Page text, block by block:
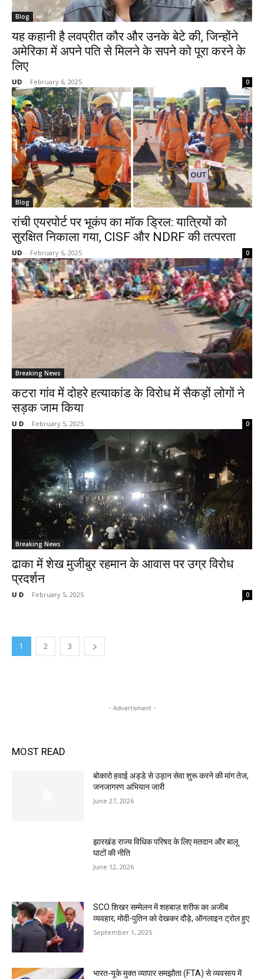
Blog
यह कहानी है लवप्रीत कौर और उनके बेटे की, जिन्होंने
अमेरिका में अपने पति से मिलने के सपने को पूरा करने के
लिए
UD - February 6, 2025 0
Blog
रांची एयरपोर्ट पर भूकंप का मॉक ड्रिल: यात्रियों को
सुरक्षित निकाला गया, CISF और NDRF की तत्परता
UD - February 6, 2025 0
Breaking News
कटरा गांव में दोहरे हत्याकांड के विरोध में सैकड़ों लोगों ने
सड़क जाम किया
U D - February 5, 2025 0
Breaking News
ढाका में शेख मुजीबुर रहमान के आवास पर उग्र विरोध
प्रदर्शन
U D - February 5, 2025 0
1 2 3
- Advertisment -
MOST READ
बोकारो हवाई अड्डे से उड़ान सेवा शुरू करने की मांग तेज,
जनजागरण अभियान जारी
June 27, 2026
झारखंड राज्य विधिक परिषद के लिए मतदान और बालू
घाटों की नीति
June 12, 2026
SCO शिखर सम्मेलन में शहबाज़ शरीफ का अजीब
व्यवहार; मोदी-पुतिन को देखकर दौड़े, ऑनलाइन ट्रोल हुए
September 1, 2025
भारत-यूके मुक्त व्यापार समझौता (FTA) से व्यवसाय में